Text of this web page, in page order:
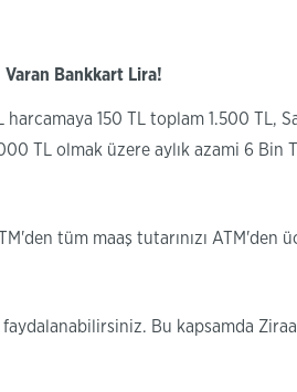
Varan Bankkart Lira!
harcamaya 150 TL toplam 1.500 TL,
TL olmak üzere aylık azami 6 Bin
tüm maaş tutarınızı ATM'den
faydalanabilirsiniz. Bu kapsamda